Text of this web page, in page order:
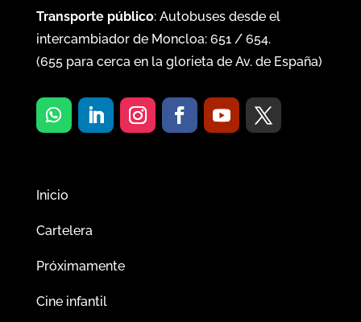
Transporte público: Autobuses desde el
intercambiador de Moncloa: 651/ 654.
(655para cerca en la glorieta de Av. de España)
Inicio
Cartelera
Próximamente
Cine infantil